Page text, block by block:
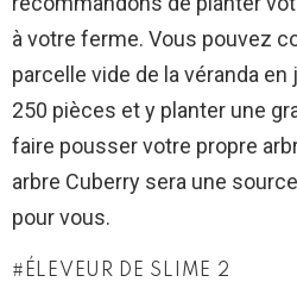
à votre ferme. Vous pouvez
parcelle vide de la véranda
250 pièces et y planter une
faire pousser votre propre
arbre Cuberry sera une
pour vous.
ÉLEVEUR DE SLIME 2